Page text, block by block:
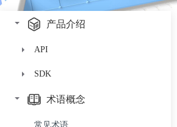
产品介绍
API
人脸识别
人脸检测 API
人脸分析 API
人像处理
人脸融合 API
人体识别
SDK
多合一 SDK
人脸检测-基础版 SDK
身份证质量检测 SDK
术语概念
常见术语